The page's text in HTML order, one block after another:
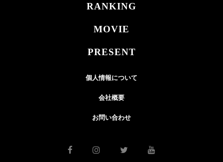
RANKING
MOVIE
PRESENT
個人情報について
会社概要
お問い合わせ